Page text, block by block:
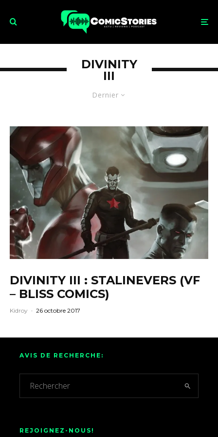
Dernier
DIVINITY
III
DIVINITY III : STALINEVERS (VF
– BLISS COMICS)
Kidroy · 26 octobre 2017
AVIS DE RECHERCHE:
REJOIGNEZ-NOUS!